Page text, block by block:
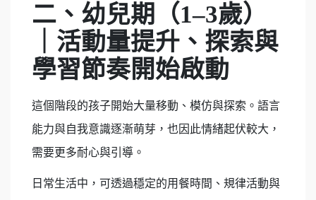
二、幼兒期（1–3歲）
｜活動量提升、探索與
學習節奏開始啟動
這個階段的孩子開始大量移動、模仿與探索。語言
能力與自我意識逐漸萌芽，也因此情緒起伏較大，
需要更多耐心與引導。
日常生活中，可透過穩定的用餐時間、規律活動與